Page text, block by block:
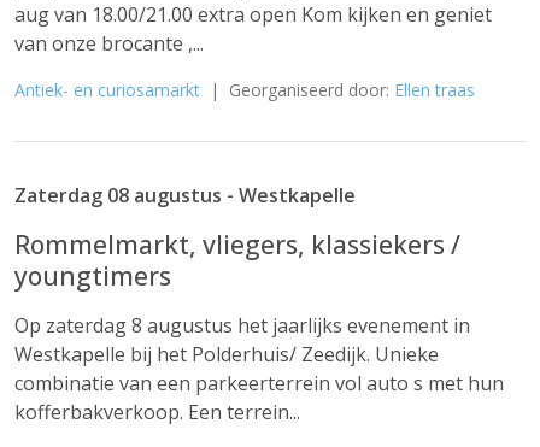
aug van 18.00/21.00 extra open Kom kijken en geniet
van onze brocante ,...
Antiek- en curiosamarkt | Georganiseerd door: Ellen traas
Zaterdag 08 augustus - Westkapelle
Rommelmarkt, vliegers, klassiekers /
youngtimers
Op zaterdag 8 augustus het jaarlijks evenement in
Westkapelle bij het Polderhuis/ Zeedijk. Unieke
combinatie van een parkeerterrein vol auto s met hun
kofferbakverkoop. Een terrein...